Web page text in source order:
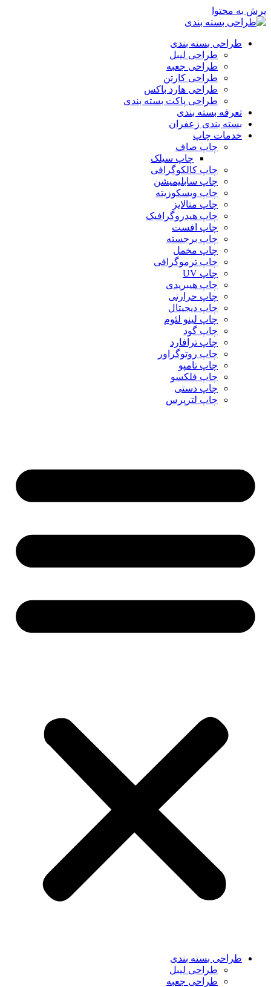
پرش به محتوا
طراحی بسته بندی
طراحی لیبل
طراحی جعبه
طراحی کارتن
طراحی هارد باکس
طراحی پاکت بسته بندی
تعرفه بسته بندی
بسته بندی زعفران
خدمات چاپ
چاپ صاف
چاپ سیلک
چاپ کالکوگرافی
چاپ سابلیمیشن
چاپ ویسکوزیته
چاپ متالایز
چاپ هیدروگرافیک
چاپ افست
چاپ برجسته
چاپ مخمل
چاپ ترموگرافی
چاپ UV
چاپ هیبریدی
چاپ حرارتی
چاپ دیجیتال
چاپ لینو لئوم
چاپ گود
چاپ ترافارد
چاپ روتوگراور
چاپ تامپو
چاپ فلکسو
چاپ دستی
چاپ لترپرس
طراحی بسته بندی
طراحی لیبل
طراحی جعبه